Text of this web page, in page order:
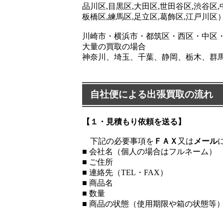
品川区,目黒区,大田区,世田谷区,渋谷区
板橋区,練馬区,足立区,葛飾区,江戸川区
川崎市・横浜市・都筑区・西区・中区
大量の買取の場合
神奈川、埼玉、千葉、静岡、栃木、群
自社便による出張買取の流れ
【１・見積もり依頼を送る】
下記の必要事項を ＦＡＸ 又は メール
■ 会社名（個人の場合はフルネーム）
■ ご住所
■ 連絡先（TEL・FAX）
■ 商品名
■ 数量
■ 商品の状態（使用期限や箱の状態等